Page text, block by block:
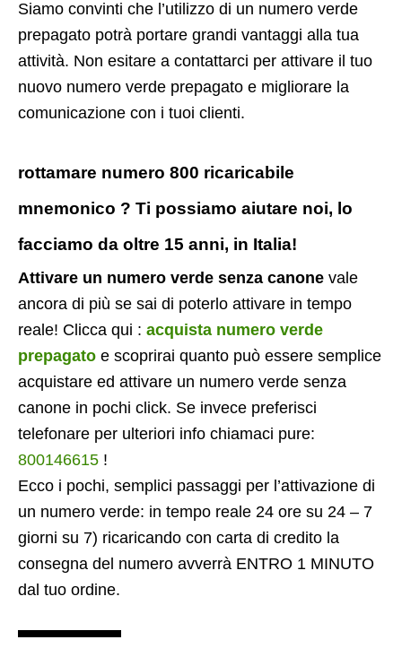
Siamo convinti che l’utilizzo di un numero verde
prepagato potrà portare grandi vantaggi alla tua
attività. Non esitare a contattarci per attivare il tuo
nuovo numero verde prepagato e migliorare la
comunicazione con i tuoi clienti.
rottamare numero 800 ricaricabile
mnemonico ? Ti possiamo aiutare noi, lo
facciamo da oltre 15 anni, in Italia!
Attivare un numero verde senza canone vale
ancora di più se sai di poterlo attivare in tempo
reale! Clicca qui : acquista numero verde
prepagato e scoprirai quanto può essere semplice
acquistare ed attivare un numero verde senza
canone in pochi click. Se invece preferisci
telefonare per ulteriori info chiamaci pure:
800146615 !
Ecco i pochi, semplici passaggi per l’attivazione di
un numero verde: in tempo reale 24 ore su 24 – 7
giorni su 7) ricaricando con carta di credito la
consegna del numero avverrà ENTRO 1 MINUTO
dal tuo ordine.